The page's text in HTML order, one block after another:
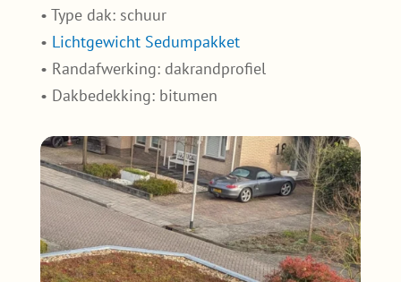
• Type dak: schuur
• Lichtgewicht Sedumpakket
• Randafwerking: dakrandprofiel
• Dakbedekking: bitumen